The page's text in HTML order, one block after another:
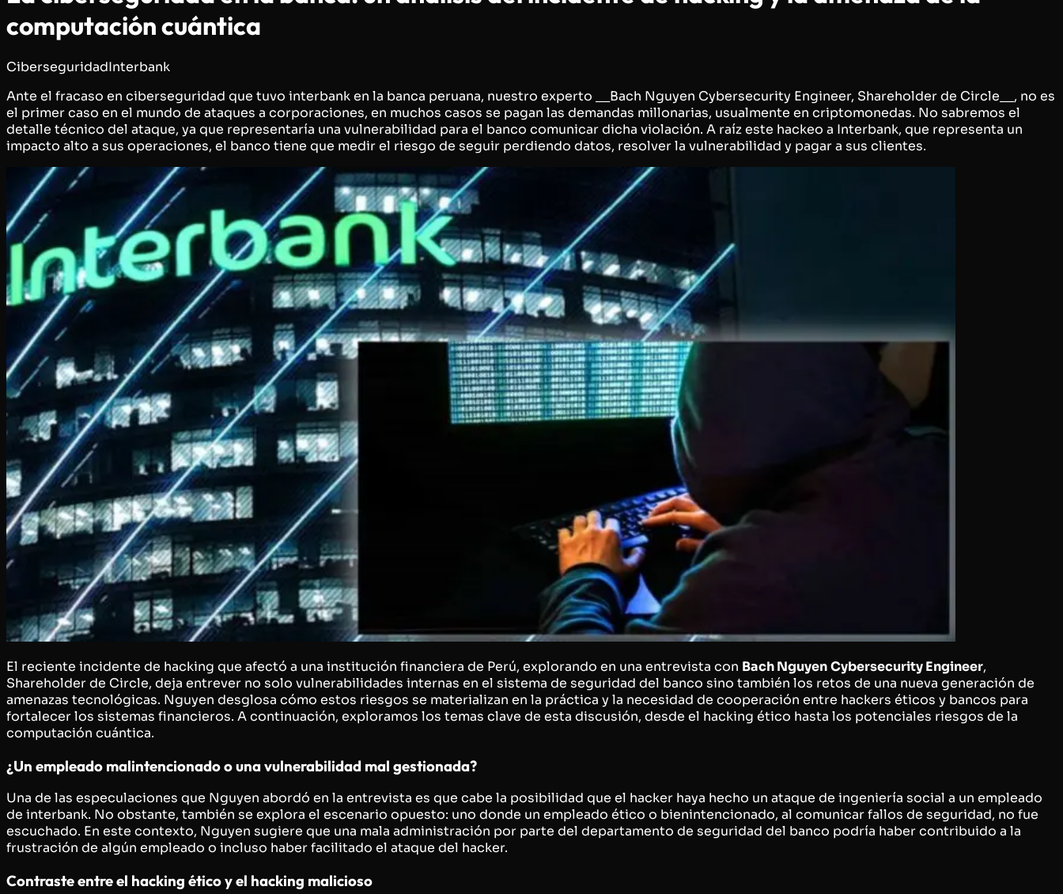
computación cuántica
CiberseguridadInterbank
Ante el fracaso en ciberseguridad que tuvo interbank en la banca peruana, nuestro experto __Bach Nguyen Cybersecurity Engineer, Shareholder de Circle__, no es
el primer caso en el mundo de ataques a corporaciones, en muchos casos se pagan las demandas millonarias, usualmente en criptomonedas. No sabremos el
detalle técnico del ataque, ya que representaría una vulnerabilidad para el banco comunicar dicha violación. A raíz este hackeo a Interbank, que representa un
impacto alto a sus operaciones, el banco tiene que medir el riesgo de seguir perdiendo datos, resolver la vulnerabilidad y pagar a sus clientes.
El reciente incidente de hacking que afectó a una institución financiera de Perú, explorando en una entrevista con Bach NguyenCybersecurity Engineer,
Shareholder de Circle, deja entrever no solo vulnerabilidades internas en el sistema de seguridad del banco sino también los retos de una nueva generación de
amenazas tecnológicas. Nguyen desglosa cómo estos riesgos se materializan en la práctica y la necesidad de cooperación entre hackers éticos y bancos para
fortalecer los sistemas financieros. A continuación, exploramos los temas clave de esta discusión, desde el hacking ético hasta los potenciales riesgos de la
computación cuántica.
¿Un empleado malintencionado o una vulnerabilidad mal gestionada?
Una de las especulaciones que Nguyen abordó en la entrevista es que cabe la posibilidad que el hacker haya hecho un ataque de ingeniería social a un empleado
de interbank. No obstante, también se explora el escenario opuesto: uno donde un empleado ético o bienintencionado, al comunicar fallos de seguridad, no fue
escuchado. En este contexto, Nguyen sugiere que una mala administración por parte del departamento de seguridad del banco podría haber contribuido a la
frustración de algún empleado o incluso haber facilitado el ataque del hacker.
Contraste entre el hacking ético y el hacking malicioso